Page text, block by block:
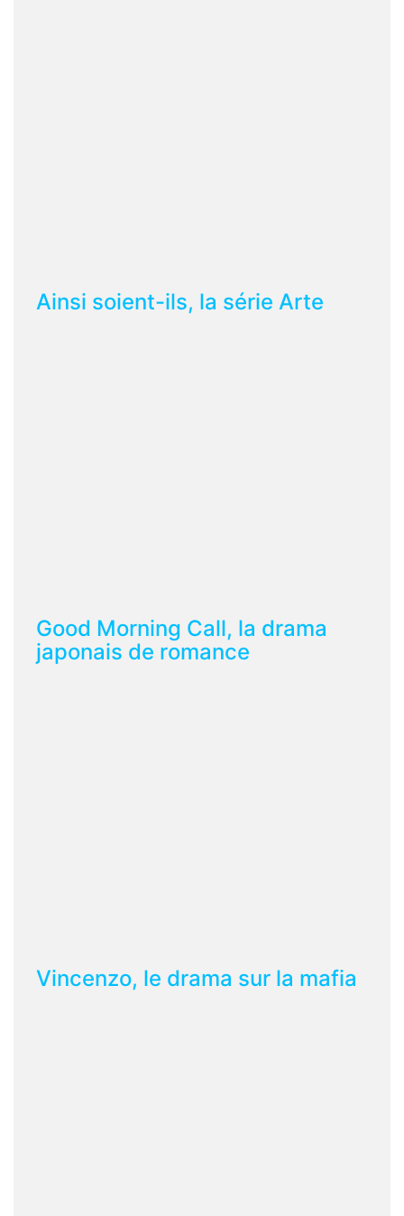
Ainsi soient-ils, la série Arte
Good Morning Call, la drama
japonais de romance
Vincenzo, le drama sur la mafia